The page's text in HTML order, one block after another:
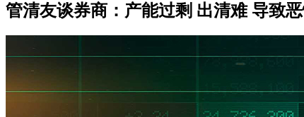
管清友谈券商：产能过剩 出清难 导致